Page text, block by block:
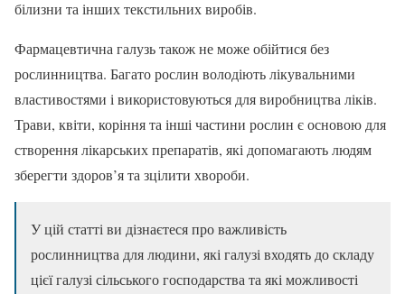
білизни та інших текстильних виробів.
Фармацевтична галузь також не може обійтися без
рослинництва. Багато рослин володіють лікувальними
властивостями і використовуються для виробництва ліків.
Трави, квіти, коріння та інші частини рослин є основою для
створення лікарських препаратів, які допомагають людям
зберегти здоров’я та зцілити хвороби.
У цій статті ви дізнаєтеся про важливість
рослинництва для людини, які галузі входять до складу
цієї галузі сільського господарства та які можливості